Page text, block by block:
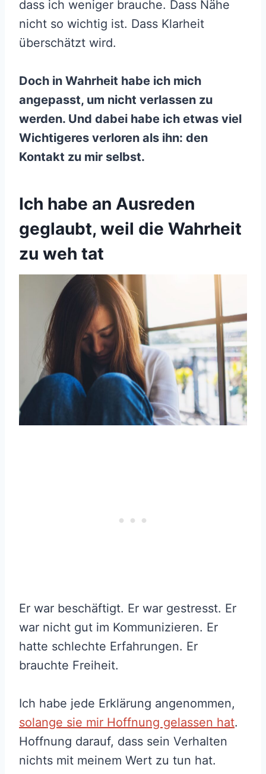
dass ich weniger brauche. Dass Nähe
nicht so wichtig ist. Dass Klarheit
überschätzt wird.
Doch in Wahrheit habe ich mich
angepasst, um nicht verlassen zu
werden. Und dabei habe ich etwas viel
Wichtigeres verloren als ihn: den
Kontakt zu mir selbst.
Ich habe an Ausreden
geglaubt, weil die Wahrheit
zu weh tat
Er war beschäftigt. Er war gestresst. Er
war nicht gut im Kommunizieren. Er
hatte schlechte Erfahrungen. Er
brauchte Freiheit.
Ich habe jede Erklärung angenommen,
solange sie mir Hoffnung gelassen hat.
Hoffnung darauf, dass sein Verhalten
nichts mit meinem Wert zu tun hat.